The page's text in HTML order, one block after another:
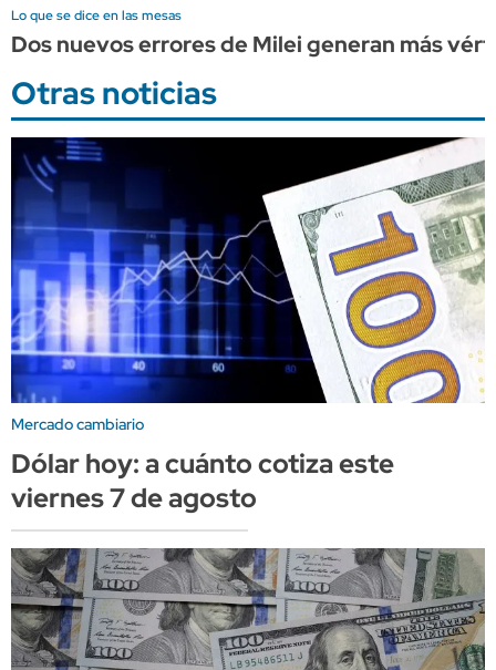
Lo que se dice en las mesas
Dos nuevos errores de Milei generan más
Otras noticias
Mercado cambiario
Dólar hoy: a cuánto cotiza este
viernes 7 de agosto